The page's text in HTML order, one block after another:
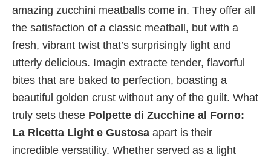
amazing zucchini meatballs come in. They offer all
the satisfaction of a classic meatball, but with a
fresh, vibrant twist that’s surprisingly light and
utterly delicious. Imagin extracte tender, flavorful
bites that are baked to perfection, boasting a
beautiful golden crust without any of the guilt. What
truly sets these Polpette di Zucchine al Forno:
La Ricetta Light e Gustosa apart is their
incredible versatility. Whether served as a light